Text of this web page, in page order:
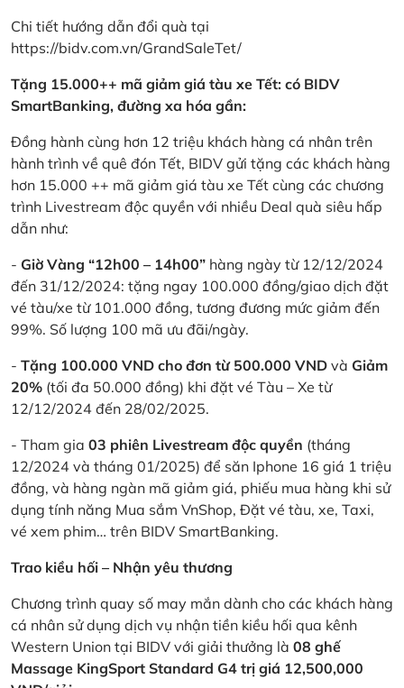
Chi tiết hướng dẫn đổi quà tại
https://bidv.com.vn/GrandSaleTet/
Tặng 15.000++ mã giảm giá tàu xe Tết: có BIDV
SmartBanking, đường xa hóa gần:
Đồng hành cùng hơn 12 triệu khách hàng cá nhân trên
hành trình về quê đón Tết, BIDV gửi tặng các khách hàng
hơn 15.000 ++ mã giảm giá tàu xe Tết cùng các chương
trình Livestream độc quyền với nhiều Deal quà siêu hấp
dẫn như:
- Giờ Vàng “12h00 – 14h00” hàng ngày từ 12/12/2024
đến 31/12/2024: tặng ngay 100.000 đồng/giao dịch đặt
vé tàu/xe từ 101.000 đồng, tương đương mức giảm đến
99%. Số lượng 100 mã ưu đãi/ngày.
- Tặng 100.000 VND cho đơn từ 500.000 VND và Giảm
20% (tối đa 50.000 đồng) khi đặt vé Tàu – Xe từ
12/12/2024 đến 28/02/2025.
- Tham gia 03 phiên Livestream độc quyền (tháng
12/2024 và tháng 01/2025) để săn Iphone 16 giá 1 triệu
đồng, và hàng ngàn mã giảm giá, phiếu mua hàng khi sử
dụng tính năng Mua sắm VnShop, Đặt vé tàu, xe, Taxi,
vé xem phim… trên BIDV SmartBanking.
Trao kiều hối – Nhận yêu thương
Chương trình quay số may mắn dành cho các khách hàng
cá nhân sử dụng dịch vụ nhận tiền kiều hối qua kênh
Western Union tại BIDV với giải thưởng là 08 ghế
Massage KingSport Standard G4 trị giá 12,500,000